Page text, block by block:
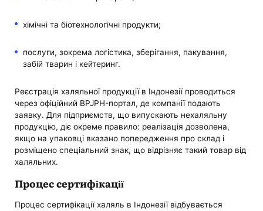
хімічні та біотехнологічні продукти;
послуги, зокрема логістика, зберігання, пакування,
забій тварин і кейтеринг.
Реєстрація халяльної продукції в Індонезії проводиться
через офіційний BPJPH-портал, де компанії подають
заявку. Для підприємств, що випускають нехаляльну
продукцію, діє окреме правило: реалізація дозволена,
якщо на упаковці вказано попередження про склад і
розміщено спеціальний знак, що відрізняє такий товар від
халяльних.
Процес сертифікації
Процес сертифікації халяль в Індонезії відбувається